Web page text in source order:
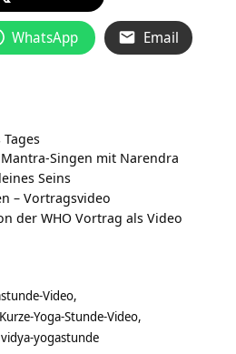
WhatsApp Email
Singen mit Narendra
Seins
Haus Gierke Schlangen‏‎ – Vortragsvideo
der WHO Vortrag als Video
Video
Kurze-Yoga-Stunde-Video
vidya-yogastunde